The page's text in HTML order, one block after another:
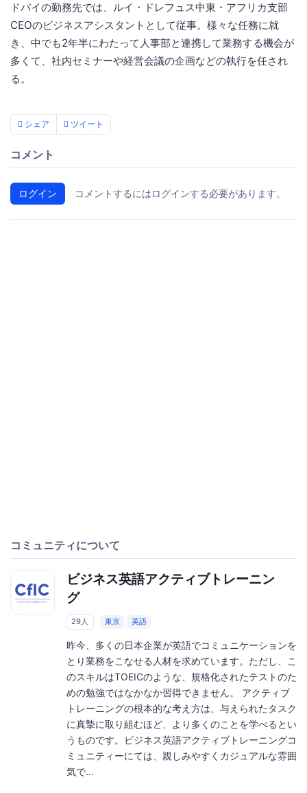
ドバイの勤務先では、ルイ・ドレフュス中東・アフリカ支部
CEOのビジネスアシスタントとして従事。様々な任務に就
き、中でも2年半にわたって人事部と連携して業務する機会が
多くて、社内セミナーや経営会議の企画などの執行を任され
る。
シェア ツイート
コメント
ログイン コメントするにはログインする必要があります。
コミュニティについて
ビジネス英語アクティブトレーニン
グ
29人 東京 英語
昨今、多くの日本企業が英語でコミュニケーションを
とり業務をこなせる人材を求めています。ただし、こ
のスキルはTOEICのような、規格化されたテストのた
めの勉強ではなかなか習得できません。 アクティブ
トレーニングの根本的な考え方は、与えられたタスク
に真摯に取り組むほど、より多くのことを学べるとい
うものです。ビジネス英語アクティブトレーニングコ
ミュニティーにては、親しみやすくカジュアルな雰囲
気で...